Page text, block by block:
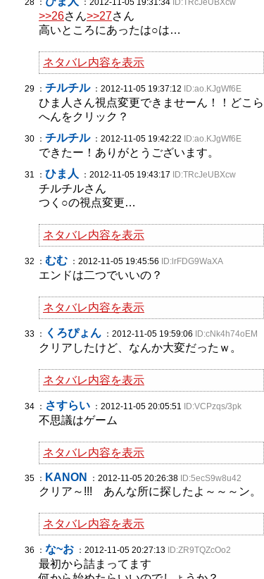
28 ： ：2012-11-05 19:31:34 ID:TRcJeUBXcw
>>26さん>>27さん
高いところにあったは○は…
ネタバレ内容を表示
29 ： チルチル：2012-11-05 19:37:12 ID:ao.KJgWf6E
ひま人さん視点変更できませーん！！どこら
へんをクリック？
30 ： チルチル：2012-11-05 19:42:22 ID:ao.KJgWf6E
できたー！ありがとうございます。
31 ： ひま人 ：2012-11-05 19:43:17 ID:TRcJeUBXcw
チルチルさん
つく○の視点変更…
ネタバレ内容を表示
32 ： むむ ：2012-11-05 19:45:56 ID:lrFDG9WaXA
エンドは二つでいいの？
ネタバレ内容を表示
33 ： くろぴょん ：2012-11-05 19:59:06 ID:cNk4h74oEM
クリアしたけど、なんか大変だったｗ。
ネタバレ内容を表示
34 ： さすらい ：2012-11-05 20:05:51 ID:VCPzqs/3pk
不思議はゲーム
ネタバレ内容を表示
35 ： KANON ：2012-11-05 20:26:38 ID:5ecS9w8u42
クリア～!!! あんな所に探したよ～～～ン。
ネタバレ内容を表示
36 ： な~お ：2012-11-05 20:27:13 ID:ZR9TQZcOo2
最初から詰まってます